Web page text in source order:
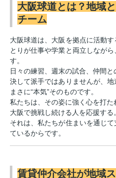
大阪球道とは？地域
チーム
大阪球道は、大阪を拠点に活動
とりが仕事や学業と両立しなが
す。
日々の練習、週末の試合、仲間と
決して派手ではありませんが、地
まさに“本気”そのものです。
私たちは、その姿に強く心を打た
大阪で挑戦し続ける人を応援する。
それは、私たちが住まいを通じ
ているからです。
賃貸仲介会社が地域